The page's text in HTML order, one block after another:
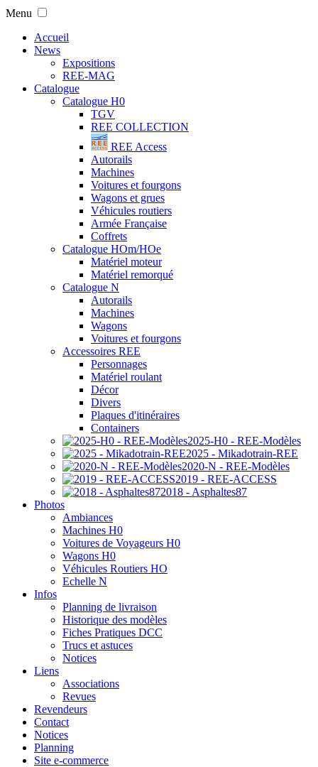
Menu
Accueil
News
Expositions
REE-MAG
Catalogue
Catalogue H0
TGV
REE COLLECTION
REE Access
Autorails
Machines
Voitures et fourgons
Wagons et grues
Véhicules routiers
Armée Française
Coffrets
Catalogue HOm/HOe
Matériel moteur
Matériel remorqué
Catalogue N
Autorails
Machines
Wagons
Voitures et fourgons
Accessoires REE
Personnages
Matériel roulant
Décor
Divers
Plaques d'itinéraires
Containers
2025-H0 - REE-Modèles
2025 - Mikadotrain-REE
2020-N - REE-Modèles
2019 - REE-ACCESS
2018 - Asphaltes87
Photos
Ambiances
Machines H0
Voitures de Voyageurs H0
Wagons H0
Véhicules Routiers HO
Echelle N
Infos
Planning de livraison
Historique des modèles
Fiches Pratiques DCC
Trucs et astuces
Notices
Liens
Associations
Revues
Revendeurs
Contact
Notices
Planning
Site e-commerce